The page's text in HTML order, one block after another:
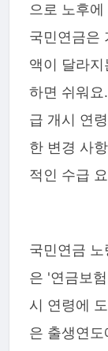
으로 노후
국민연금은
액이 달라
하면 쉬워
급 개시 연
한 변경 사
적인 수급
국민연금
은 '연금보
시 연령에
은 출생연